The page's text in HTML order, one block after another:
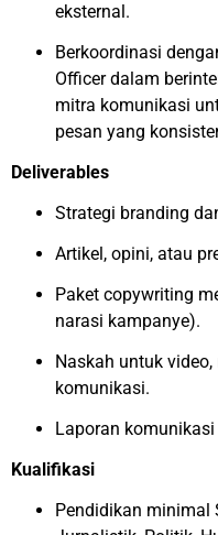
eksternal.
Berkoordinasi
Officer dalam
mitra komunikasi
pesan yang
Deliverables
Strategi branding
Artikel, opini, atau
Paket copywriting
narasi kampanye).
Naskah untuk
komunikasi.
Laporan
Kualifikasi
Pendidikan minimal